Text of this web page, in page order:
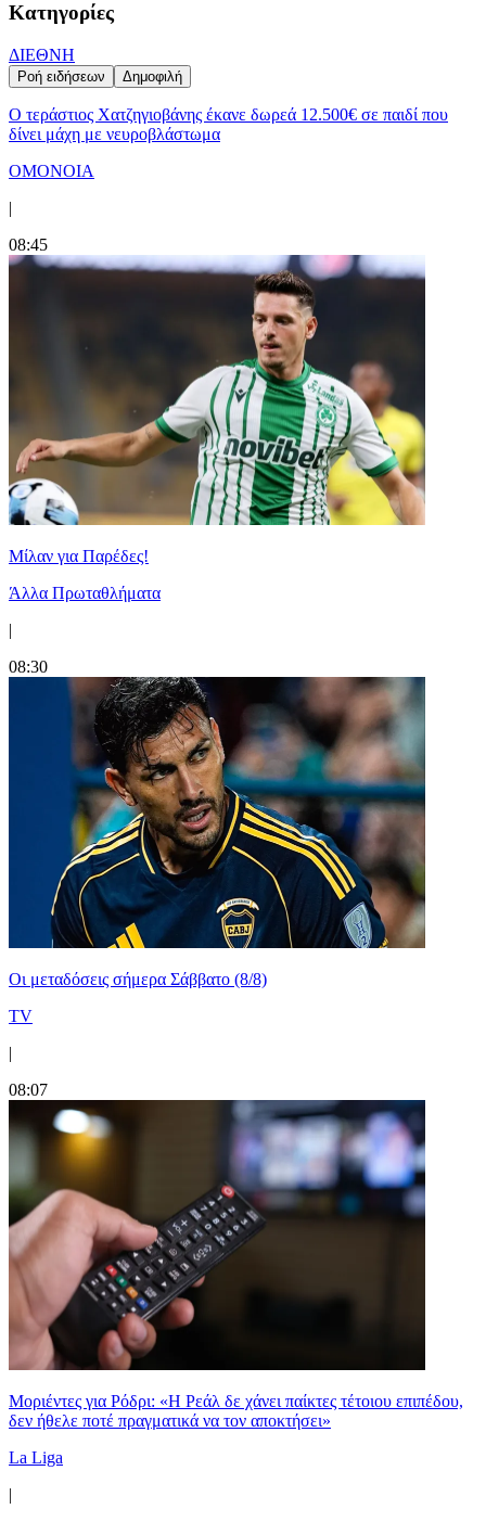
Κατηγορίες
ΔΙΕΘΝΗ
Ροή ειδήσεων Δημοφιλή
Ο τεράστιος Χατζηγιοβάνης έκανε δωρεά 12.500€ σε παιδί που
δίνει μάχη με νευροβλάστωμα
ΟΜΟΝΟΙΑ
|
08:45
Μίλαν για Παρέδες!
Άλλα Πρωταθλήματα
|
08:30
Οι μεταδόσεις σήμερα Σάββατο (8/8)
TV
|
08:07
Μοριέντες για Ρόδρι: «Η Ρεάλ δε χάνει παίκτες τέτοιου επιπέδου,
δεν ήθελε ποτέ πραγματικά να τον αποκτήσει»
La Liga
|